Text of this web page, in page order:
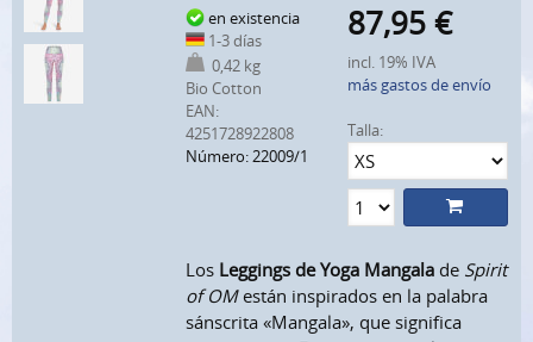
en existencia
1-3 días
0,42 kg
Bio Cotton
EAN:
4251728922808
Número: 22009/1
87,95 €
incl. 19% IVA
más gastos de envío
Talla:
Los Leggings de Yoga Mangala de Spirit
of OMestán inspirados en la palabra
sánscrita «Mangala», que significa